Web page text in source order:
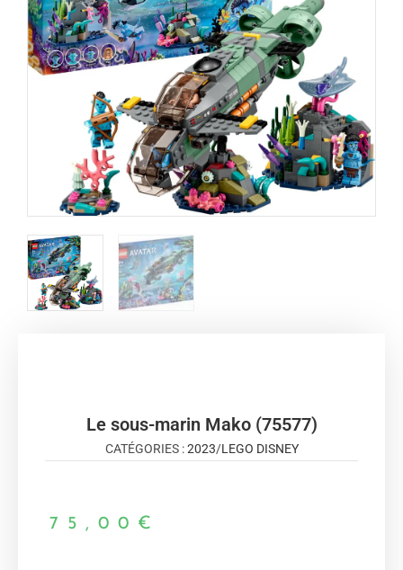
Le sous-marin Mako (75577)
CATÉGORIES :2023/LEGO DISNEY
75,00 €